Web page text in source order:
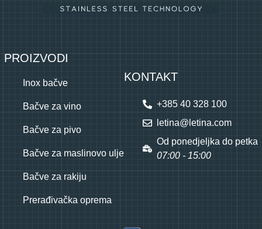
PROIZVODI
Inox bačve
Bačve za vino
Bačve za pivo
Bačve za maslinovo ulje
Bačve za rakiju
Prerađivačka oprema
KONTAKT
+385 40 328 100
letina@letina.com
Od ponedjeljka do petka
07:00 - 15:00